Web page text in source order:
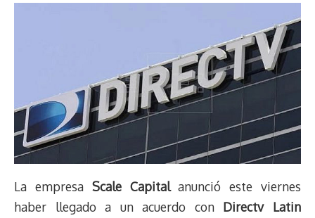
La empresa Scale Capitalanunció este viernes
haber llegado a un acuerdo con Directv Latin